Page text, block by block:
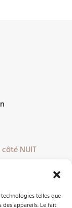
telles que
appareils. Le fait
NUIT